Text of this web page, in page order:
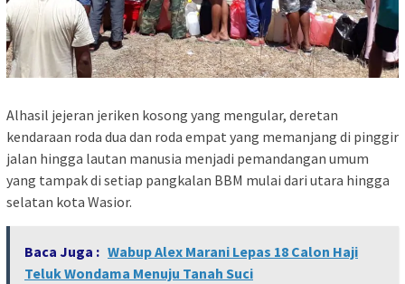
Alhasil jejeran jeriken kosong yang mengular, deretan
kendaraan roda dua dan roda empat yang memanjang di pinggir
jalan hingga lautan manusia menjadi pemandangan umum
yang tampak di setiap pangkalan BBM mulai dari utara hingga
selatan kota Wasior.
Baca Juga : Wabup Alex Marani Lepas 18 Calon Haji
Teluk Wondama Menuju Tanah Suci